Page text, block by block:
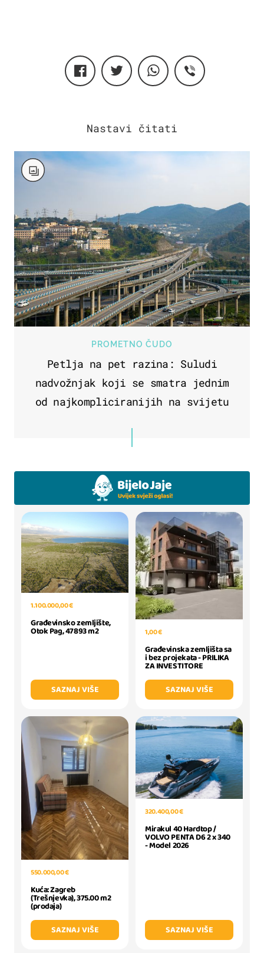
PROMETNO ČUDO
Petlja na pet razina: Suludi
nadvožnjak koji se smatra jednim
od najkompliciranijih na svijetu
1.100.000,00 €
Građevinsko zemljište,
Otok Pag, 47893 m2
SAZNAJ VIŠE
1,00 €
Građevinska zemljišta sa
i bez projekata - PRILIKA
ZA INVESTITORE
SAZNAJ VIŠE
550.000,00 €
Kuća: Zagreb
(Trešnjevka), 375.00 m2
(prodaja)
SAZNAJ VIŠE
320.400,00 €
Mirakul 40 Hardtop /
VOLVO PENTA D6 2 x 340
- Model 2026
SAZNAJ VIŠE